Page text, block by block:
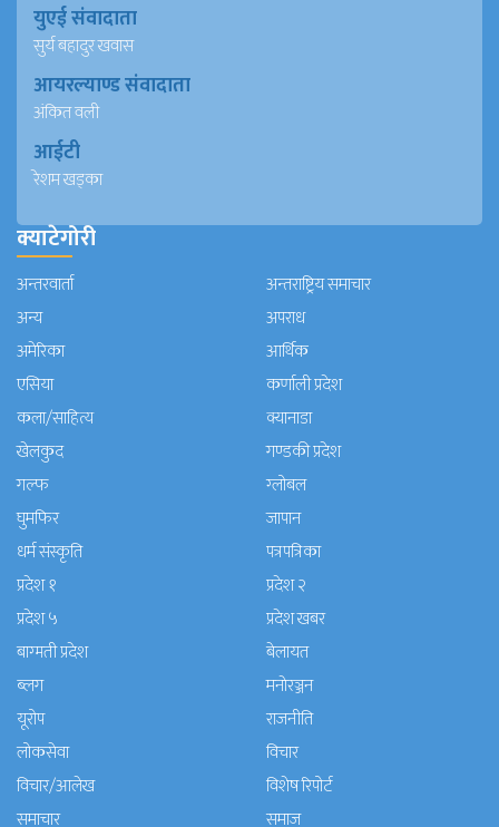
युएई संवादाता
सुर्य बहादुर खवास
आयरल्याण्ड संवादाता
अंकित वली
आईटी
रेशम खड्का
क्याटेगोरी
अन्तरवार्ता
अन्तराष्ट्रिय समाचार
अन्य
अपराध
अमेरिका
आर्थिक
एसिया
कर्णाली प्रदेश
कला/साहित्य
क्यानाडा
खेलकुद
गण्डकी प्रदेश
गल्फ
ग्लोबल
घुमफिर
जापान
धर्म संस्कृति
पत्रपत्रिका
प्रदेश १
प्रदेश २
प्रदेश ५
प्रदेश खबर
बाग्मती प्रदेश
बेलायत
ब्लग
मनाेरञ्जन
यूरोप
राजनीति
लोकसेवा
विचार
विचार/आलेख
विशेष रिपोर्ट
समाचार
समाज